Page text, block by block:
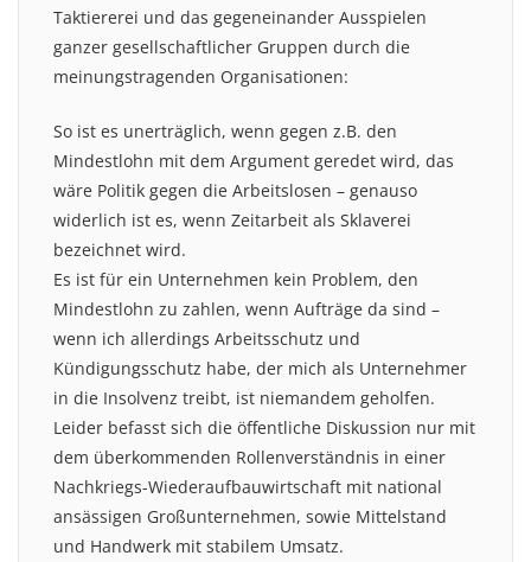
Taktiererei und das gegeneinander Ausspielen
ganzer gesellschaftlicher Gruppen durch die
meinungstragenden Organisationen:
So ist es unerträglich, wenn gegen z.B. den
Mindestlohn mit dem Argument geredet wird, das
wäre Politik gegen die Arbeitslosen – genauso
widerlich ist es, wenn Zeitarbeit als Sklaverei
bezeichnet wird.
Es ist für ein Unternehmen kein Problem, den
Mindestlohn zu zahlen, wenn Aufträge da sind –
wenn ich allerdings Arbeitsschutz und
Kündigungsschutz habe, der mich als Unternehmer
in die Insolvenz treibt, ist niemandem geholfen.
Leider befasst sich die öffentliche Diskussion nur mit
dem überkommenden Rollenverständnis in einer
Nachkriegs-Wiederaufbauwirtschaft mit national
ansässigen Großunternehmen, sowie Mittelstand
und Handwerk mit stabilem Umsatz.